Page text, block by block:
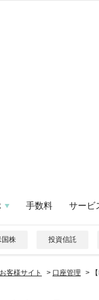
手数料 サービ
国株 投資信託
客様サイト > 口座管理 >